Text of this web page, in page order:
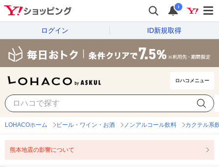
i
ログイン ID新規取得
ロハコメニュー
LOHACOホーム ビール・ワイン・お酒 ノンアルコール飲料 カクテル系
熊本地震の影響について